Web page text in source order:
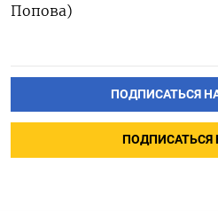
Попова)
ПОДПИСАТЬСЯ
ПОДПИСАТЬСЯ В